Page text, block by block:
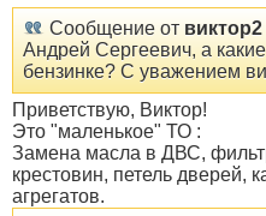
Сообщение от виктор2
Андрей Сергеевич, а
бензинке? С уважением
Приветствую, Виктор!
Это "маленькое" ТО :
Замена масла в ДВС,
крестовин, петель дверей,
агрегатов.